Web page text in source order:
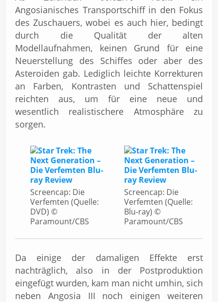
Angosianisches Transportschiff in den Fokus
des Zuschauers, wobei es auch hier, bedingt
durch die Qualität der alten
Modellaufnahmen, keinen Grund für eine
Neuerstellung des Schiffes oder aber des
Asteroiden gab. Lediglich leichte Korrekturen
an Farben, Kontrasten und Schattenspiel
reichten aus, um für eine neue und
wesentlich realistischere Atmosphäre zu
sorgen.
Screencap: Die
Verfemten (Quelle:
DVD) ©
Paramount/CBS
Screencap: Die
Verfemten (Quelle:
Blu-ray) ©
Paramount/CBS
Da einige der damaligen Effekte erst
nachträglich, also in der Postproduktion
eingefügt wurden, kam man nicht umhin, sich
neben Angosia III noch einigen weiteren